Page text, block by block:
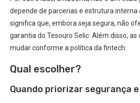
depende de parcerias e estrutura interna
significa que, embora seja segura, não
garantia do Tesouro Selic. Além disso, as
mudar conforme a política da fintech.
Qual escolher?
Quando priorizar segurança